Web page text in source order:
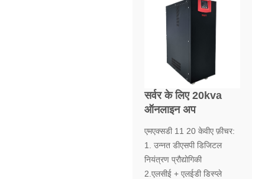
सर्वर के लिए 20kva
ऑनलाइन अप
एमएक्सडी 11 20 केवीए फ़ीचर:
1. उन्नत डीएसपी डिजिटल
नियंत्रण प्रौद्योगिकी
2.एलसीई + एलईडी डिस्प्ले